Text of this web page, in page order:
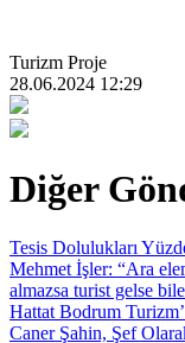
Turizm Proje
28.06.2024 12:29
Diğer
Tesis Dolulukları
Mehmet İşler: “Ara
almazsa turist gelse
Hattat Bodrum
Caner Şahin, Şef